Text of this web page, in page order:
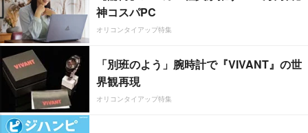
神コスパPC
オリコンタイアップ特集
「別班のよう」腕時計で『VIVANT』の世
界観再現
オリコンタイアップ特集